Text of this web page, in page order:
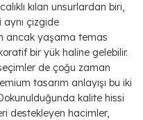
kılan unsurlardan biri,
aynı çizgide
ancak yaşama temas
bir yük haline gelebilir.
de çoğu zaman
tasarım anlayışı bu iki
kalite hissi
destekleyen hacimler,